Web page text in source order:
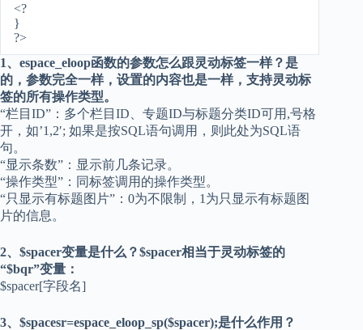
<?
}
?>
1、espace_eloop函数的参数怎么跟灵动标签一样？是
的，参数完全一样，设置的内容也是一样，支持灵动标
签的所有操作类型。
“栏目ID”：多个栏目ID、专题ID与标题分类ID可用,号格
开，如’1,2′; 如果是按SQL语句调用，则此处为SQL语
句。
“显示条数”：显示前几条记录。
“操作类型”：同标签调用的操作类型。
“只显示有标题图片”：0为不限制，1为只显示有标题图
片的信息。
2、$spacer变量是什么？$spacer相当于灵动标签的
“$bqr”变量：
$spacer[字段名]
3、$spacesr=espace_eloop_sp($spacer);是什么作用？